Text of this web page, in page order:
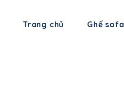
Trang chủ Ghế sofa